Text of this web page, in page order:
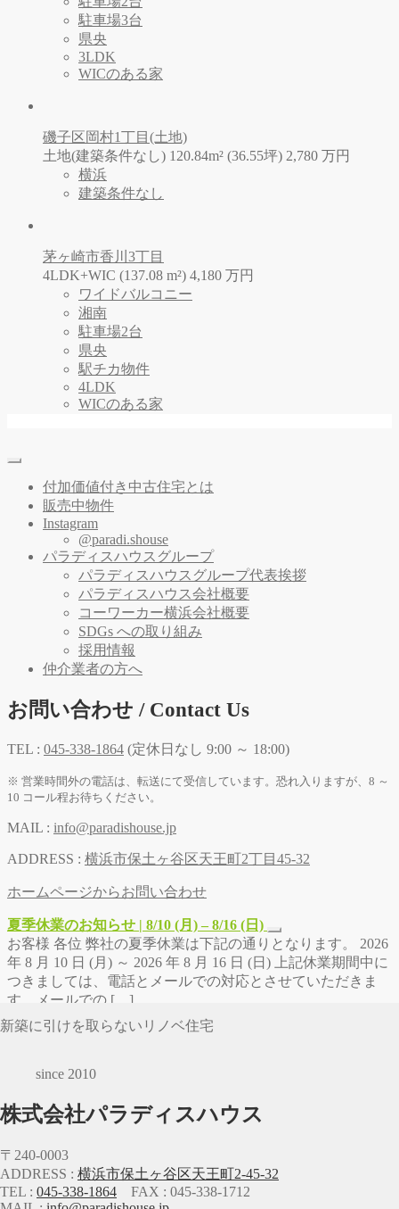
駐車場3台
県央
3LDK
WICのある家
磯子区岡村1丁目(土地)
土地(建築条件なし) 120.84m² (36.55坪) 2,780 万円
横浜
建築条件なし
茅ヶ崎市香川3丁目
4LDK+WIC (137.08 m²) 4,180 万円
ワイドバルコニー
湘南
駐車場2台
県央
駅チカ物件
4LDK
WICのある家
新築に引けを取らないリノベ住宅
since 2010
株式会社パラディスハウス
〒240-0003
ADDRESS : 横浜市保土ヶ谷区天王町2-45-32
TEL : 045-338-1864 FAX : 045-338-1712
付加価値付き中古住宅とは
販売中物件
Instagram
@paradi.shouse
パラディスハウスグループ
パラディスハウスグループ代表挨拶
パラディスハウス会社概要
コーワーカー横浜会社概要
SDGs への取り組み
採用情報
仲介業者の方へ
お問い合わせ / Contact Us
TEL : 045-338-1864 (定休日なし 9:00 ～ 18:00)
※ 営業時間外の電話は、転送にて受信しています。恐れ入りますが、8 ～
10 コール程お待ちください。
MAIL : info@paradishouse.jp
ADDRESS : 横浜市保土ヶ谷区天王町2丁目45-32
ホームページからお問い合わせ
夏季休業のお知らせ | 8/10 (月) – 8/16 (日)
お客様 各位 弊社の夏季休業は下記の通りとなります。 2026
年 8 月 10 日 (月) ～ 2026 年 8 月 16 日 (日) 上記休業期間中に
つきましては、電話とメールでの対応とさせていただきま
す。メールでの […]